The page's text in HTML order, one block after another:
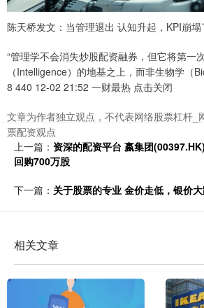
陈天桥发文：当管理退出 认知升起，KPI崩塌
“管理学不会消失炒股配资融券，但它将第一
（Intelligence）的地基之上，而非生物学（
8 440 12-02 21:52 一财最热 点击关闭
文章为作者独立观点，不代表网络股票杠杆_
票配资观点
上一篇： 资深的配资平台 嬴集团
回购700万股
下一篇： 关于股票的专业 金价走低，银价
相关文章